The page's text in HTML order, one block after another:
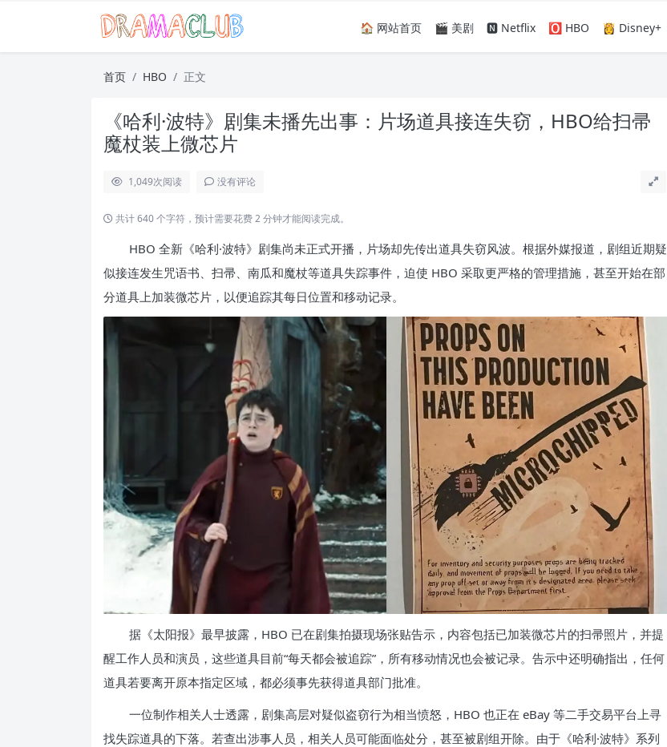
🏠 网站首页 🎬 美剧 🅽 Netflix 🅾️ HBO 👸 Disney+
首页 HBO 正文
《哈利·波特》剧集未播先出事：片场道具接连失窃，HBO给扫帚
魔杖装上微芯片
1,049次阅读 没有评论
共计 640 个字符，预计需要花费 2 分钟才能阅读完成。
HBO 全新《哈利·波特》剧集尚未正式开播，片场却先传出道具失窃风波。根据外媒报道，剧组近期疑
似接连发生咒语书、扫帚、南瓜和魔杖等道具失踪事件，迫使 HBO 采取更严格的管理措施，甚至开始在部
分道具上加装微芯片，以便追踪其每日位置和移动记录。
据《太阳报》最早披露，HBO 已在剧集拍摄现场张贴告示，内容包括已加装微芯片的扫帚照片，并提
醒工作人员和演员，这些道具目前“每天都会被追踪”，所有移动情况也会被记录。告示中还明确指出，任何
道具若要离开原本指定区域，都必须事先获得道具部门批准。
一位制作相关人士透露，剧集高层对疑似盗窃行为相当愤怒，HBO 也正在 eBay 等二手交易平台上寻
找失踪道具的下落。若查出涉事人员，相关人员可能面临处分，甚至被剧组开除。由于《哈利·波特》系列